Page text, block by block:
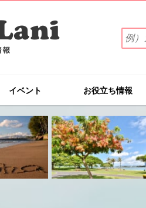
索
ワ
を
入
力
(例）
カ
フ
ェ
イベント お役立ち情報